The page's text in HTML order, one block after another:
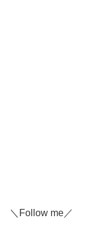
＼Follow me／